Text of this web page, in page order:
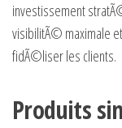
investissement
visibilitÃ© maximale
fidÃ©liser les clients.
Produits